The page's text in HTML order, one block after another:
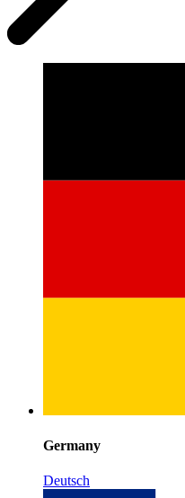
Germany
Deutsch